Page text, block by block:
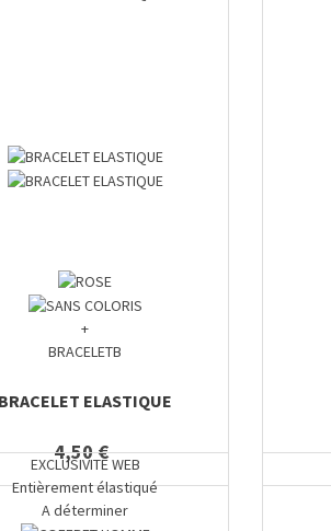
+
BRACELETB
ELASTIQUE
4,50 €
EXCLUSIVITE WEB
Entièrement élastiqué
A déterminer